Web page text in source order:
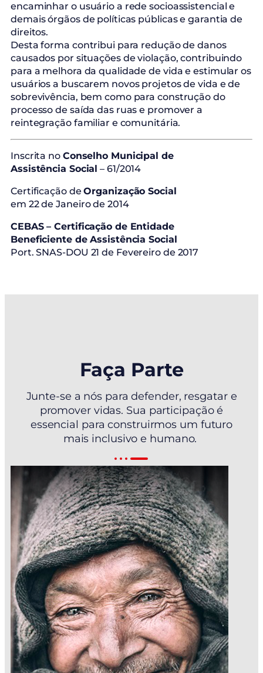
encaminhar o usuário a rede socioassistencial e
demais órgãos de políticas públicas e garantia de
direitos.
Desta forma contribui para redução de danos
causados por situações de violação, contribuindo
para a melhora da qualidade de vida e estimular os
usuários a buscarem novos projetos de vida e de
sobrevivência, bem como para construção do
processo de saída das ruas e promover a
reintegração familiar e comunitária.
Inscrita no Conselho Municipal de
Assistência Social – 61/2014
Certificação deOrganização Social
em 22 de Janeiro de 2014
CEBAS – Certificação de Entidade
Beneficiente de Assistência Social
Port. SNAS-DOU 21 de Fevereiro de 2017
Faça Parte
Junte-se a nós para defender, resgatar e
promover vidas. Sua participação é
essencial para construirmos um futuro
mais inclusivo e humano.